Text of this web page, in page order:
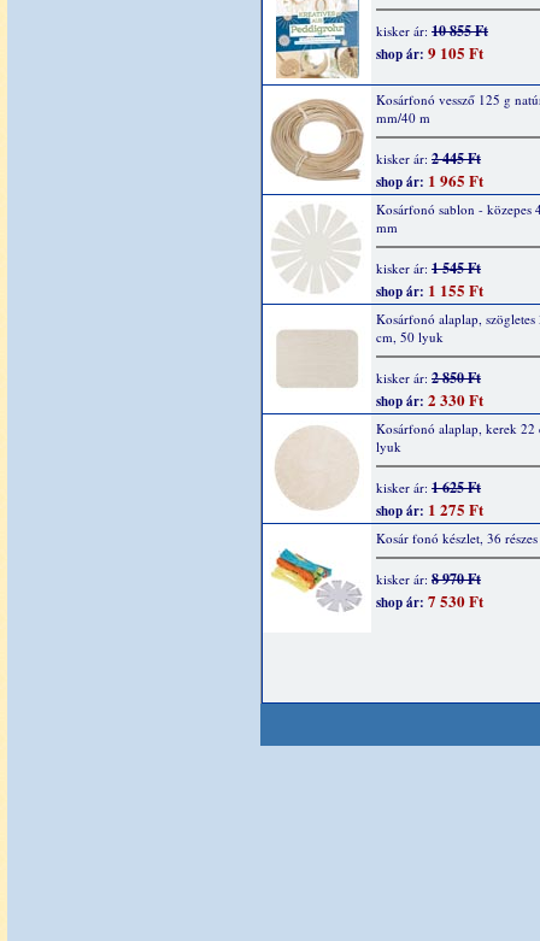
kisker ár: 10 855 Ft
shop ár: 9 105 Ft
Kosárfonó vessző 125 g
mm/40 m
kisker ár: 2 445 Ft
shop ár: 1 965 Ft
Kosárfonó sablon - közepes
mm
kisker ár: 1 545 Ft
shop ár: 1 155 Ft
Kosárfonó alaplap,
cm, 50 lyuk
kisker ár: 2 850 Ft
shop ár: 2 330 Ft
Kosárfonó alaplap, kerek 22
lyuk
kisker ár: 1 625 Ft
shop ár: 1 275 Ft
Kosár fonó készlet, 36 részes
kisker ár: 8 970 Ft
shop ár: 7 530 Ft